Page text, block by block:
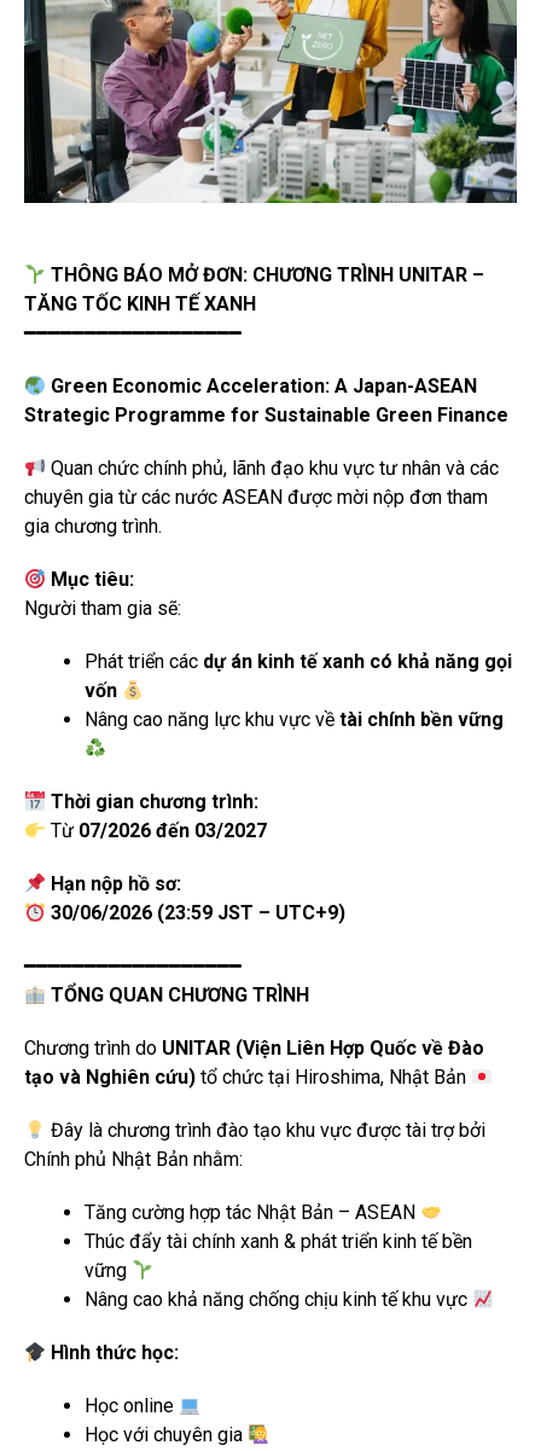
THÔNG BÁO MỞ ĐƠN: CHƯƠNG TRÌNH UNITAR –
TĂNG TỐC KINH TẾ XANH
━━━━━━━━━━━━━━━━━━
Green Economic Acceleration: A Japan-ASEAN
Strategic Programme for Sustainable Green Finance
Quan chức chính phủ, lãnh đạo khu vực tư nhân và các
chuyên gia từ các nước ASEAN được mời nộp đơn tham
gia chương trình.
Mục tiêu:
Người tham gia sẽ:
Phát triển các dự án kinh tế xanh có khả năng gọi
vốn
Nâng cao năng lực khu vực về tài chính bền vững
Thời gian chương trình:
Từ 07/2026 đến 03/2027
Hạn nộp hồ sơ:
30/06/2026 (23:59 JST – UTC+9)
━━━━━━━━━━━━━━━━━━
TỔNG QUAN CHƯƠNG TRÌNH
Chương trình do UNITAR (Viện Liên Hợp Quốc về Đào
tạo và Nghiên cứu) tổ chức tại Hiroshima, Nhật Bản
Đây là chương trình đào tạo khu vực được tài trợ bởi
Chính phủ Nhật Bản nhằm:
Tăng cường hợp tác Nhật Bản – ASEAN
Thúc đẩy tài chính xanh & phát triển kinh tế bền
vững
Nâng cao khả năng chống chịu kinh tế khu vực
Hình thức học:
Học online
Học với chuyên gia